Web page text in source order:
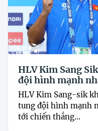
HLV Kim Sang
đội hình mạnh
HLV Kim Sang-sik
tung đội hình mạnh
tới chiến thắng...